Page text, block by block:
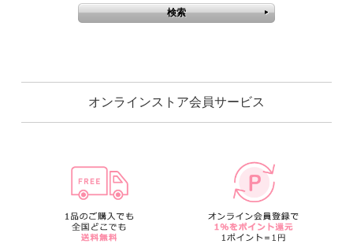
オンラインストア会員サービス